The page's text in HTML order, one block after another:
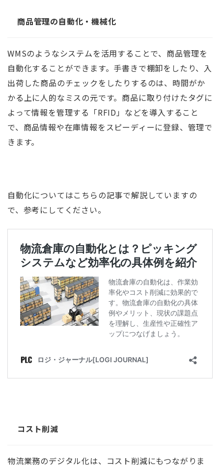
商品管理の自動化・機械化
WMSのようなシステムを活用することで、商品管理を
自動化することができます。手書きで棚卸をしたり、入
出荷した商品のチェックをしたりするのは、時間がか
かる上に人的なミスの元です。商品に取り付けたタグに
よって情報を管理する「RFID」などを導入すること
で、商品情報や在庫情報をスピーディーに登録、管理で
きます。
自動化についてはこちらの記事で解説していますの
で、参考にしてください。
コスト削減
物流業務のデジタル化は、コスト削減にもつながりま